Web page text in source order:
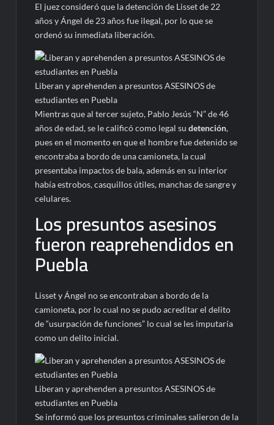
El juez consideró que la detención de Lisset de 22
años y Ángel de 23 años fue ilegal, por lo que se
ordenó su inmediata liberación.
Liberan y aprehenden a presuntos ASESINOS de
estudiantes en Puebla
Mientras que al tercer sujeto, Pablo Jesús “N” de 46
años de edad, se le calificó como legal sudetención,
pues en el momento en que el hombre fue detenido se
encontraba a bordo de una camioneta, la cual
presentaba impactos de bala, además en su interior
había estrobos, casquillos útiles, manchas de sangre y
celulares.
Los presuntos asesinos
fueron reaprehendidos en
Puebla
Lisset y Ángel no se encontraban a bordo de la
camioneta, por lo cual no se pudo acreditar el delito
de “usurpación de funciones” lo cual se les imputaría
como un delito inicial.
Liberan y aprehenden a presuntos ASESINOS de
estudiantes en Puebla
Se informó que los presuntos criminales salieron de la